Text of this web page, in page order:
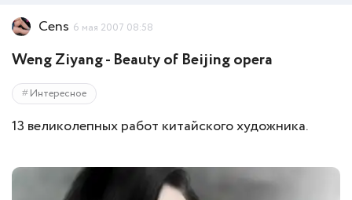
Cens 6 мая 2007 08:58
Weng Ziyang - Beauty of Beijing opera
Интересное
13 великолепных работ китайского художника.